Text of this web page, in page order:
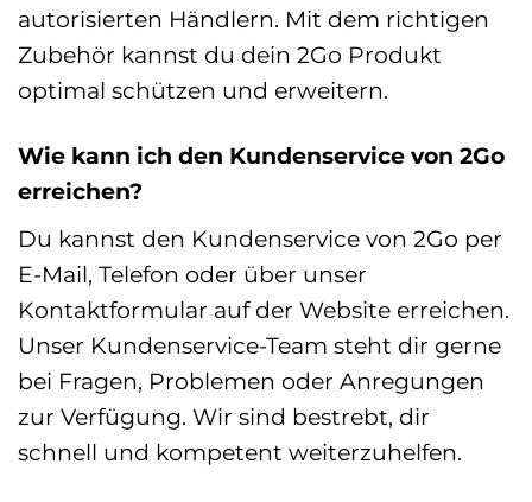
autorisierten Händlern. Mit dem richtigen
Zubehör kannst du dein 2Go Produkt
optimal schützen und erweitern.
Wie kann ich den Kundenservice von 2Go
erreichen?
Du kannst den Kundenservice von 2Go per
E-Mail, Telefon oder über unser
Kontaktformular auf der Website erreichen.
Unser Kundenservice-Team steht dir gerne
bei Fragen, Problemen oder Anregungen
zur Verfügung. Wir sind bestrebt, dir
schnell und kompetent weiterzuhelfen.